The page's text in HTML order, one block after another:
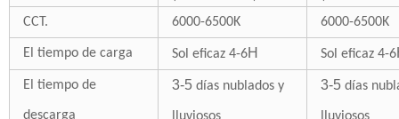
CCT.
6000-6500K 6000-6500K
El tiempo de carga Sol eficaz 4-6H Sol eficaz 4-6
El tiempo de
descarga
3-5días nublados y 3-5días